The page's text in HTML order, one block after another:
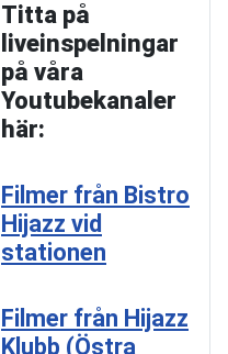
Titta på
liveinspelningar
på våra
Youtubekanaler
här:
Filmer från Bistro
Hijazz vid
stationen
Filmer från Hijazz
Klubb (Östra